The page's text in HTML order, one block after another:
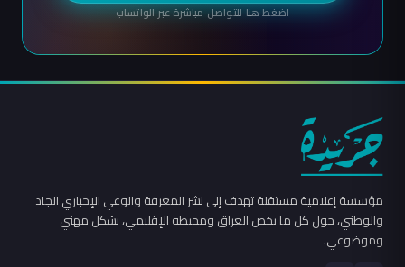
اضغط هنا للتواصل مباشرة عبر الواتساب
مؤسسة إعلامية مستقلة تهدف إلى نشر المعرفة والوعي الإخباري الجاد
والوطني، حول كل ما يخص العراق ومحيطه الإقليمي، بشكل مهني
وموضوعي.